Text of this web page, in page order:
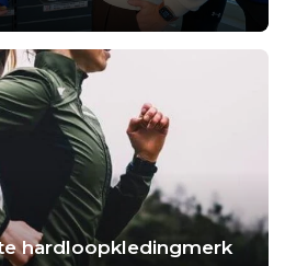
hardloopkledingmerk